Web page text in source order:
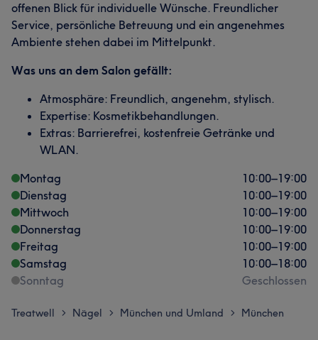
offenen Blick für individuelle Wünsche. Freundlicher
Service, persönliche Betreuung und ein angenehmes
Ambiente stehen dabei im Mittelpunkt.
Was uns an dem Salon gefällt:
Atmosphäre: Freundlich, angenehm, stylisch.
Expertise: Kosmetikbehandlungen.
Extras: Barrierefrei, kostenfreie Getränke und
WLAN.
Montag
10:00–19:00
Dienstag
10:00–19:00
Mittwoch
10:00–19:00
Donnerstag
10:00–19:00
Freitag
10:00–19:00
Samstag
10:00–18:00
Sonntag
Geschlossen
Treatwell > Nägel > München und Umland > München